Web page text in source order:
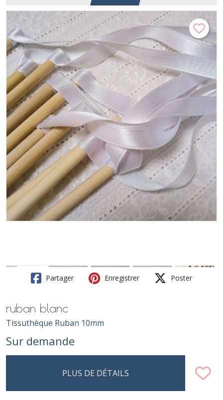
Partager Enregistrer Poster
ruban blanc
Tissuthèque Ruban 10mm
Sur demande
PLUS DE DÉTAILS